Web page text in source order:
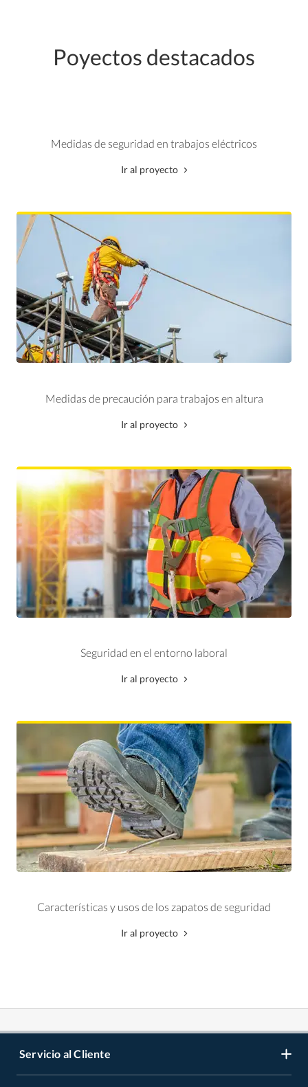
Poyectos destacados
Medidas de seguridad en trabajos eléctricos
Ir al proyecto
Medidas de precaución para trabajos en altura
Ir al proyecto
Seguridad en el entorno laboral
Ir al proyecto
Características y usos de los zapatos de seguridad
Ir al proyecto
Servicio al Cliente